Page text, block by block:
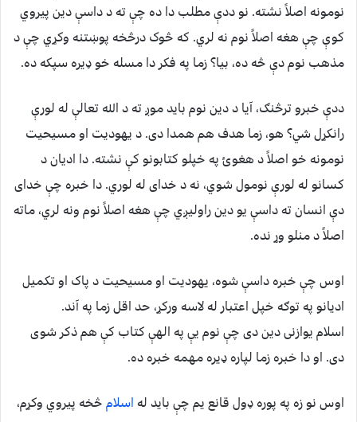
نومونه اصلاً نشته. نو ددې مطلب دا ده چې ته د داسې دین پیروي
کوې چې هغه اصلاً نوم نه لري. که څوک درڅخه پوښتنه وکړي چې د
مذهب نوم دې څه ده، بیا؟ زما په فکر دا مسله خو ډیره سپکه ده.
ددې خبرو ترڅنګ، آیا د دین نوم باید موږ ته د الله تعالې له لورې
رانکړل شي؟ هو، زما هدف هم همدا دی. د یهودیت او مسیحیت
نومونه خو اصلاً د هغوﺉ په خپلو کتابونو کې نشته. دا ادیان د
کسانو له لورې نومول شوي، نه د خدای له لوري. دا خبره چې خدای
دې انسان ته داسې یو دین راولیږي چې هغه اصلاً نوم ونه لري، ماته
اصلاً د منلو وړ نده.
اوس چې خبره داسې شوه، یهودیت او مسیحیت د پاک او تکمیل
ادیانو په توګه خپل اعتبار له لاسه ورکړ، حد اقل زما په آند.
اسلام یوازنی دین دی چې نوم یې په الهې کتاب کې هم ذکر شوی
دی. او دا خبره زما لپاره ډیره مهمه خبره ده.
اوس نو زه په پوره ډول قانع یم چې باید لهاسلامڅخه پیروي وکړم،